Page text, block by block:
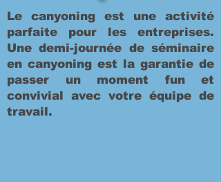
Le canyoning est une activité
parfaite pour les entreprises.
Une demi-journée de séminaire
en canyoning est la garantie de
passer un moment fun et
convivial avec votre équipe de
travail.